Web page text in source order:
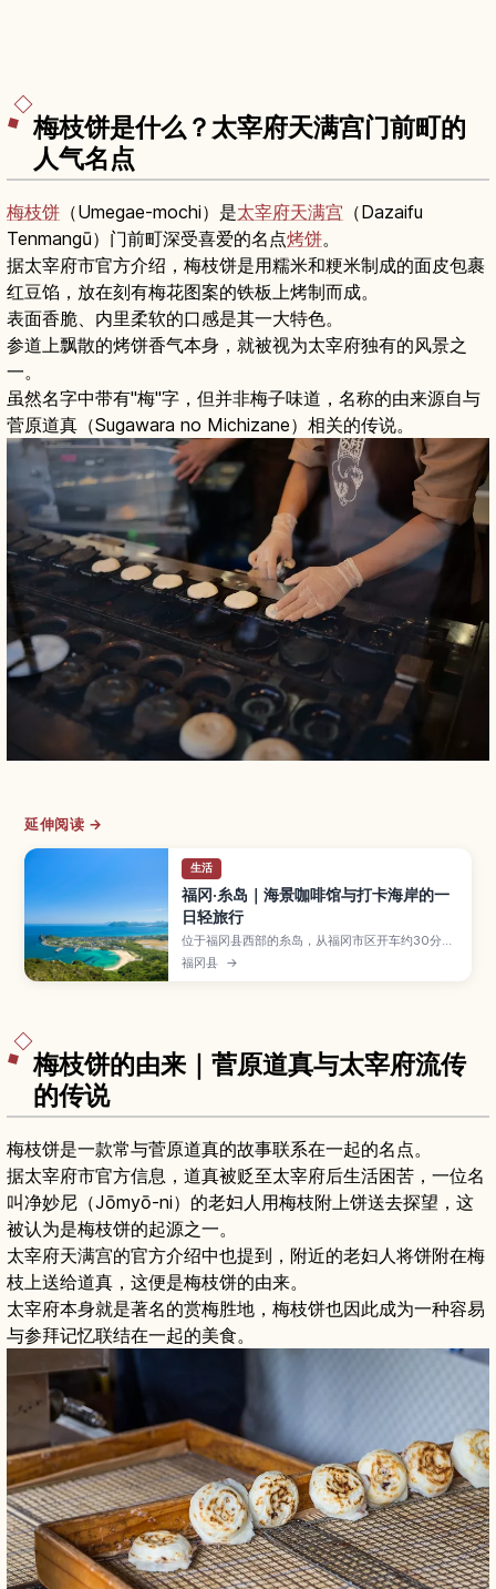
梅枝饼是什么？太宰府天满宫门前町的
人气名点
梅枝饼 （Umegae-mochi）是太宰府天满宫 （Dazaifu
Tenmangū）门前町深受喜爱的名点烤饼。
据太宰府市官方介绍，梅枝饼是用糯米和粳米制成的面皮包裹
红豆馅，放在刻有梅花图案的铁板上烤制而成。
表面香脆、内里柔软的口感是其一大特色。
参道上飘散的烤饼香气本身，就被视为太宰府独有的风景之
一。
虽然名字中带有"梅"字，但并非梅子味道，名称的由来源自与
菅原道真（Sugawara no Michizane）相关的传说。
延伸阅读 →
生活
福冈·糸岛｜海景咖啡馆与打卡海岸的一
日轻旅行
位于福冈县西部的糸岛，从福冈市区开车约30分钟
即可抵达，是融合海岸风光与乡野景色的人气郊游
目的地。本文介绍夫妇岩与白色鸟居等适合打卡的
福冈县 →
梅枝饼的由来｜菅原道真与太宰府流传
的传说
梅枝饼是一款常与菅原道真的故事联系在一起的名点。
据太宰府市官方信息，道真被贬至太宰府后生活困苦，一位名
叫净妙尼（Jōmyō-ni）的老妇人用梅枝附上饼送去探望，这
被认为是梅枝饼的起源之一。
太宰府天满宫的官方介绍中也提到，附近的老妇人将饼附在梅
枝上送给道真，这便是梅枝饼的由来。
太宰府本身就是著名的赏梅胜地，梅枝饼也因此成为一种容易
与参拜记忆联结在一起的美食。